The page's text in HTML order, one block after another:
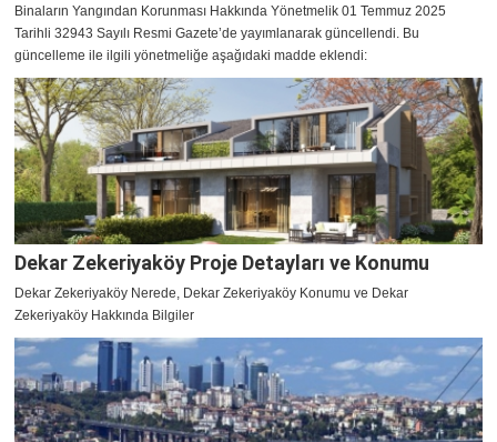
Binaların Yangından Korunması Hakkında Yönetmelik 01 Temmuz 2025
Tarihli 32943 Sayılı Resmi Gazete’de yayımlanarak güncellendi. Bu
güncelleme ile ilgili yönetmeliğe aşağıdaki madde eklendi:
Dekar Zekeriyaköy Proje Detayları ve Konumu
Dekar Zekeriyaköy Nerede, Dekar Zekeriyaköy Konumu ve Dekar
Zekeriyaköy Hakkında Bilgiler